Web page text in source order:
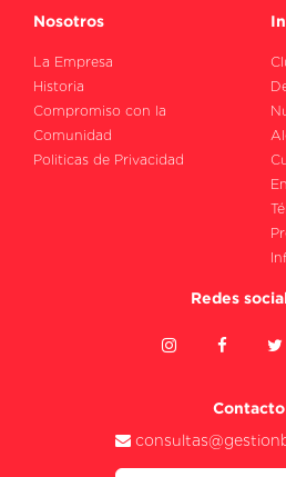
Nosotros
La Empresa
Historia
Compromiso con la
Comunidad
Politicas de Privacidad
Redes
Contacto